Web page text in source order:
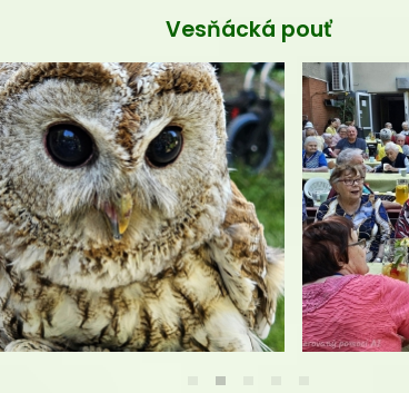
Přednáška o historii piva